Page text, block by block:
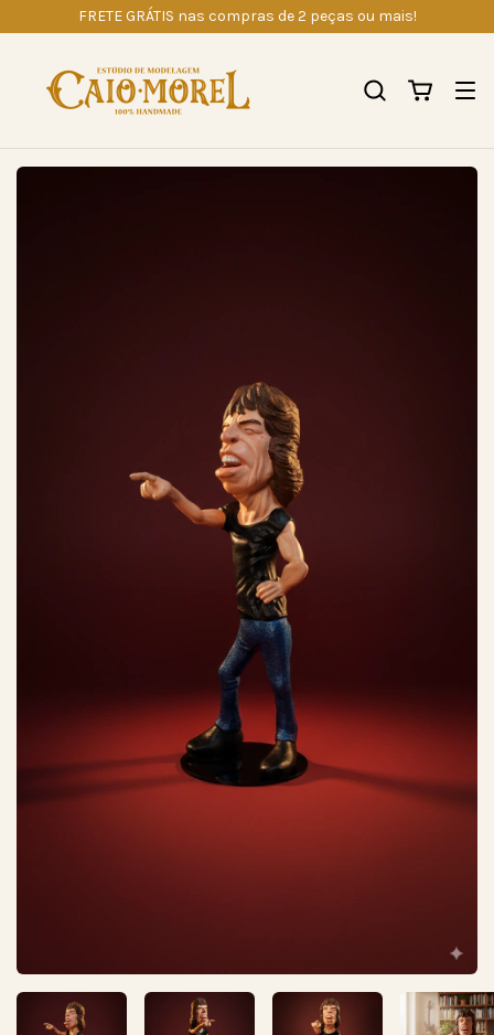
FRETE GRÁTIS nas compras de 2 peças ou mais!